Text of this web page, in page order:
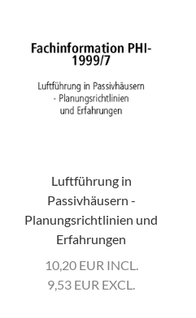
Luftführung in
Passivhäusern -
Planungsrichtlinien und
Erfahrungen
10,20 EUR INCL.
9,53 EUR EXCL.